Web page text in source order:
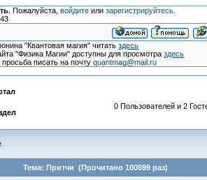
. Пожалуйста, войдитеили зарегистрируйтесь.
"Квантовая магия" читатьздесь
"Физика Магии" доступны для просмотраздесь
писать на почтуquantmag@mail.ru
0 Пользователей и 2
Тема: Притчи (Прочитано 100699 раз)